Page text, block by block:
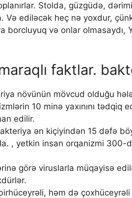
Stolda, güzgüdə,
Və ediləcək heç nə yoxdur,
borcluyuq və onlar olmasaydı,
faktlar.
növünün mövcud olduğu
10 minə yaxınını tədqiq
edilir.
ən kiçiyindən 15 dəfə
, yetkin insan orqanizmi
görə viruslarla müqayisə
həm də çoxhüceyrəli